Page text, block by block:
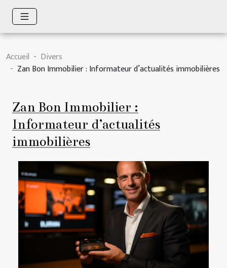
Accueil
Divers
Zan Bon Immobilier : Informateur d’actualités immobilières
Zan Bon Immobilier :
Informateur d’actualités
immobilières